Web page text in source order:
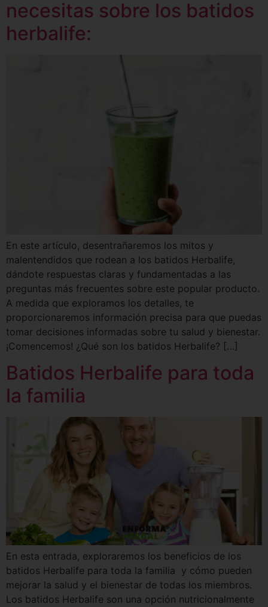
necesitas sobre los batidos
herbalife:
En este artículo, desentrañaremos los mitos y
malentendidos que rodean a los batidos Herbalife,
dándote respuestas claras y fundamentadas a las
preguntas más frecuentes sobre este popular producto.
A medida que exploramos los detalles, te
proporcionaremos información precisa para que puedas
tomar decisiones informadas sobre tu salud y bienestar.
¡Comencemos! ¿Qué son los batidos Herbalife? […]
Batidos Herbalife para toda
la familia
En esta entrada, exploraremos los beneficios de los
batidos Herbalife para toda la familia y cómo pueden
mejorar la salud y el bienestar de todas los miembros.
Los batidos Herbalife son una opción nutricionalmente